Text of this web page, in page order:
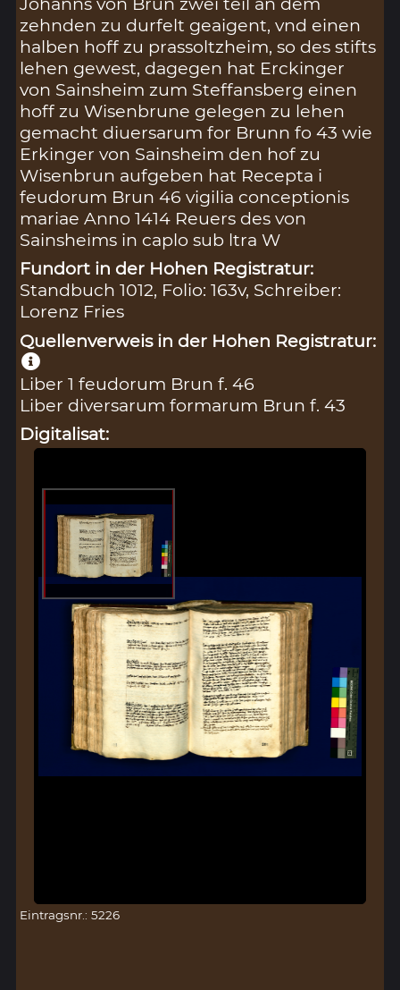
zehnden zu durfelt geaigent, vnd einen
halben hoff zu prassoltzheim, so des stifts
lehen gewest, dagegen hat Erckinger
von Sainsheim zum Steffansberg einen
hoff zu Wisenbrune gelegen zu lehen
gemacht diuersarum for Brunn fo 43 wie
Erkinger von Sainsheim den hof zu
Wisenbrun aufgeben hat Recepta i
feudorum Brun 46 vigilia conceptionis
mariae Anno 1414 Reuers des von
Sainsheims in caplo sub ltra W
Fundort in der Hohen Registratur:
Standbuch 1012, Folio: 163v, Schreiber:
Lorenz Fries
Quellenverweis in der Hohen Registratur:
Liber 1 feudorum Brun f. 46
Liber diversarum formarum Brun f. 43
Digitalisat:
Eintragsnr.: 5226